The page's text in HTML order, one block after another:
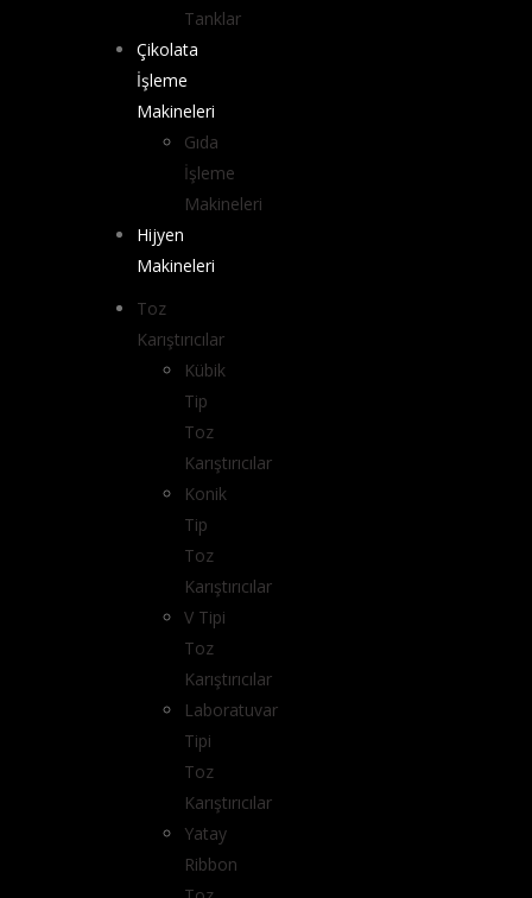
Tanklar
Çikolata
İşleme
Makineleri
Gıda
İşleme
Makineleri
Hijyen
Makineleri
Toz
Karıştırıcılar
Kübik
Tip
Toz
Karıştırıcılar
Konik
Tip
Toz
Karıştırıcılar
V Tipi
Toz
Karıştırıcılar
Laboratuvar
Tipi
Toz
Karıştırıcılar
Yatay
Ribbon